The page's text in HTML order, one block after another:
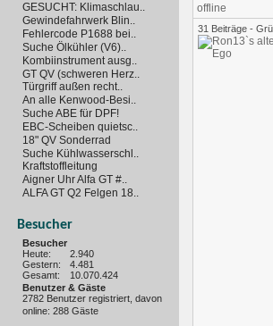
GESUCHT: Klimaschlau..
Gewindefahrwerk Blin..
Fehlercode P1688 bei..
Suche Ölkühler (V6)..
Kombiinstrument ausg..
GT QV (schweren Herz..
Türgriff außen recht..
An alle Kenwood-Besi..
Suche ABE für DPF!
EBC-Scheiben quietsc..
18" QV Sonderrad
Suche Kühlwasserschl..
Kraftstoffleitung
Aigner Uhr Alfa GT #..
ALFA GT Q2 Felgen 18..
Besucher
Besucher
Heute:
2.940
Gestern:
4.481
Gesamt:
10.070.424
Benutzer & Gäste
2782 Benutzer registriert, davon
online: 288 Gäste
31 Beiträge -